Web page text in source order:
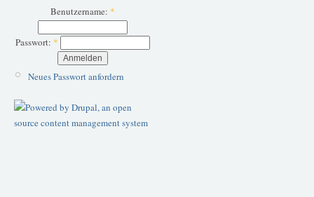
Benutzername: *
Passwort: *
Neues Passwort anfordern